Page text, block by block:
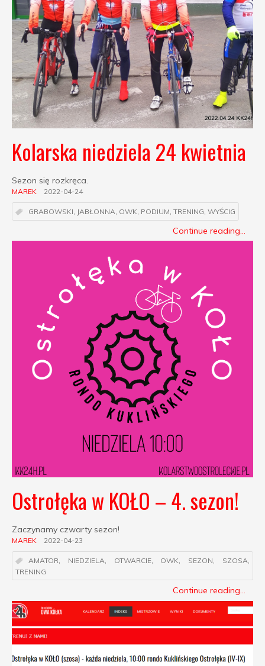
Kolarska niedziela 24 kwietnia
Sezon się rozkręca.
MAREK 2022-04-24
GRABOWSKI, JABŁONNA, OWK, PODIUM, TRENING, WYŚCIG
Continue reading...
Ostrołęka w KOŁO – 4. sezon!
Zaczynamy czwarty sezon!
MAREK 2022-04-23
AMATOR, NIEDZIELA, OTWARCIE, OWK, SEZON, SZOSA,
TRENING
Continue reading...